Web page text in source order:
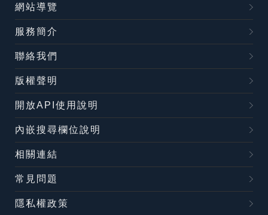
網站導覽
服務簡介
聯絡我們
版權聲明
開放API使用說明
內嵌搜尋欄位說明
相關連結
常見問題
隱私權政策